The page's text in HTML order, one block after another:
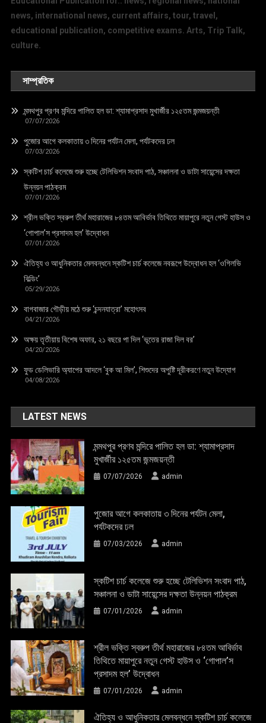
news, international news, current affairs, tour, travel,
educational publication, competitive exams. Arts, Trip Talk,
culture.
সাম্প্রতিক
মন্মথপুর প্রণব মন্দিরে পালিত হল ডা: শ্যামাপ্রসাদ মুখার্জীর ১২৫তম জন্মজয়ন্তী
07/07/2026
পুজোর আগে কলকাতায় ৩ দিনের পর্যটন মেলা, পর্যটকদের ঢল
07/03/2026
স্কটিশ চার্চ কলেজে শুরু হচ্ছে টেলিভিশন সংবাদ পাঠ, সঞ্চালনা ও ডাটা সায়েন্সের দক্ষতা
উন্নয়ন পাঠক্রম
07/01/2026
শ্রীল ভক্তি স্বরুপ তীর্থ মহারাজের ৮৪তম আবির্ভাব তিথিতে মায়াপুরে নতুন গেস্ট হাউস ও
‘গোপাল’স প্রসাদম হল’ উদ্বোধন
07/01/2026
ঐতিহ্য ও আধুনিকতার মেলবন্ধনে স্কটিশ চার্চ কলেজে নবরূপে উদ্বোধন হল ‘ওগিলভি
বিল্ডিং’
05/29/2026
বাগবাজার গৌড়ীয় মঠে শুরু ‘চন্দনযাত্রা’ মহোৎসব
04/21/2026
অক্ষয় তৃতীয়ায় বিশেষ অফার, ২১ বছরে পা দিল ‘ভূতের রাজা দিল বর’
04/20/2026
ফুড ডেলিভারি অ্যাপের আদলে ‘বুক আ মিল’, শিশুদের অপুষ্টি দূরীকরণে নতুন উদ্যোগ
04/08/2026
LATEST NEWS
মন্মথপুর প্রণব মন্দিরে পালিত হল ডা: শ্যামাপ্রসাদ
মুখার্জীর ১২৫তম জন্মজয়ন্তী
07/07/2026 admin
পুজোর আগে কলকাতায় ৩ দিনের পর্যটন মেলা,
পর্যটকদের ঢল
07/03/2026 admin
স্কটিশ চার্চ কলেজে শুরু হচ্ছে টেলিভিশন সংবাদ পাঠ,
সঞ্চালনা ও ডাটা সায়েন্সের দক্ষতা উন্নয়ন পাঠক্রম
07/01/2026 admin
শ্রীল ভক্তি স্বরুপ তীর্থ মহারাজের ৮৪তম আবির্ভাব
তিথিতে মায়াপুরে নতুন গেস্ট হাউস ও ‘গোপাল’স
প্রসাদম হল’ উদ্বোধন
07/01/2026 admin
ঐতিহ্য ও আধুনিকতার মেলবন্ধনে স্কটিশ চার্চ কলেজে